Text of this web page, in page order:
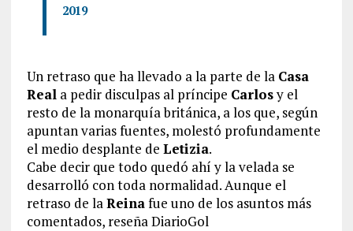
2019
Un retraso que ha llevado a la parte de la Casa
Reala pedir disculpas al príncipe Carlosy el
resto de la monarquía británica, a los que, según
apuntan varias fuentes, molestó profundamente
el medio desplante de Letizia.
Cabe decir que todo quedó ahí y la velada se
desarrolló con toda normalidad. Aunque el
retraso de laReinafue uno de los asuntos más
comentados, reseña DiarioGol